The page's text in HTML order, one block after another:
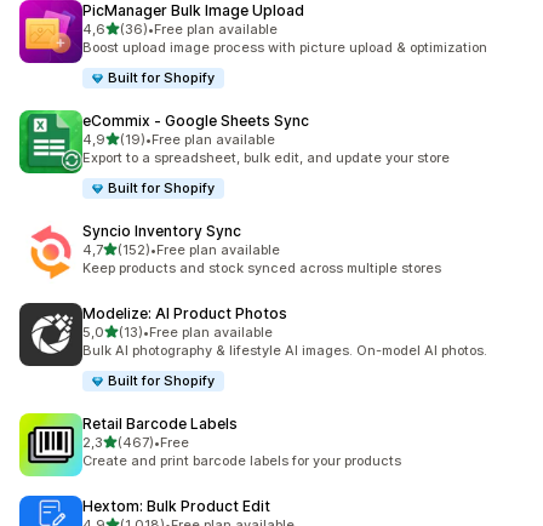
PicManager Bulk Image Upload
4,6z 5 hvězd
(36)
Celkový počet recenzí: 36
•Free plan available
Boost upload image process with picture upload & optimization
Built for Shopify
eCommix ‑ Google Sheets Sync
4,9z 5 hvězd
(19)
Celkový počet recenzí: 19
•Free plan available
Export to a spreadsheet, bulk edit, and update your store
Built for Shopify
Syncio Inventory Sync
4,7z 5 hvězd
(152)
Celkový počet recenzí: 152
•Free plan available
Keep products and stock synced across multiple stores
Modelize: AI Product Photos
5,0z 5 hvězd
(13)
Celkový počet recenzí: 13
•Free plan available
Bulk AI photography & lifestyle AI images. On-model AI photos.
Built for Shopify
Retail Barcode Labels
2,3z 5 hvězd
(467)
Celkový počet recenzí: 467
•Free
Create and print barcode labels for your products
Hextom: Bulk Product Edit